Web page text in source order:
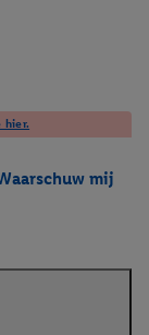
hier.
mij